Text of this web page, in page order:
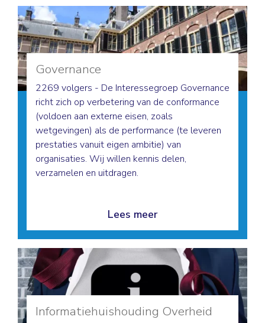
Governance
2269 volgers - De Interessegroep Governance
richt zich op verbetering van de conformance
(voldoen aan externe eisen, zoals
wetgevingen) als de performance (te leveren
prestaties vanuit eigen ambitie) van
organisaties. Wij willen kennis delen,
verzamelen en uitdragen.
Lees meer
Informatiehuishouding Overheid